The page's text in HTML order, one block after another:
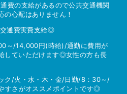
費の支給があるので公共交通機関
心配はありません！
通費実費支給◎
～/14,000円(時給)/通勤に費用が
していただけます◎女性の方も長
ク/火・水・木・金/日勤/8：30～/
すさがオススメポイントです◎